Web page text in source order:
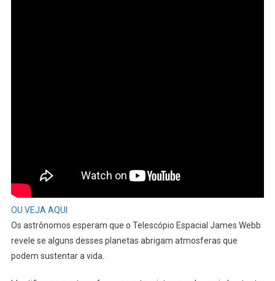
OU VEJA AQUI
Os astrônomos esperam que o Telescópio Espacial James Webb
revele se alguns desses planetas abrigam atmosferas que
podem sustentar a vida.